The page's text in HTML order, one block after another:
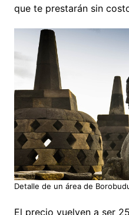
que te prestarán sin
Detalle de un área de
El precio vuelven a ser